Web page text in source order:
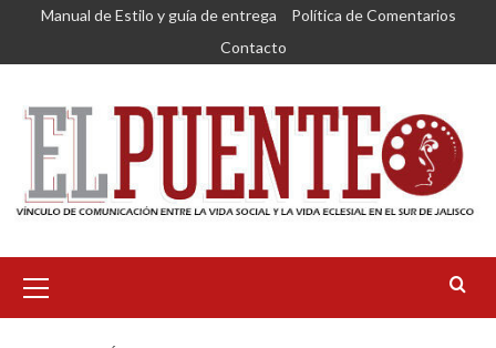
Saltar
contenido
Manual de Estilo y guía de entrega
Política de Comentarios
Contacto
primario